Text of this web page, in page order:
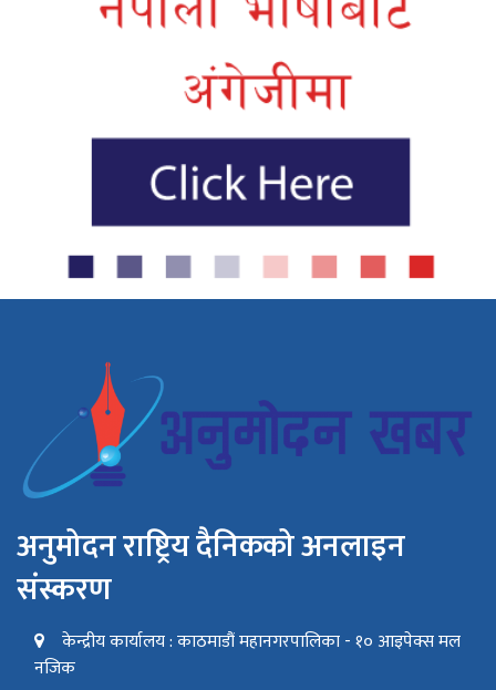
अनुमोदन राष्ट्रिय दैनिकको अनलाइन
संस्करण
केन्द्रीय कार्यालय : काठमाडौं महानगरपालिका - १० आइपेक्स मल
नजिक